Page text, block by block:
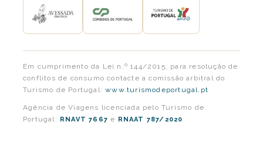
Em cumprimento da Lei n.º 144/2015, para resolução de
conflitos de consumo contacte a comissão arbitral do
Turismo de Portugal:www.turismodeportugal.pt
Agência de Viagens licenciada pelo Turismo de
Portugal:
RNAVT 7667 e RNAAT 787/2020